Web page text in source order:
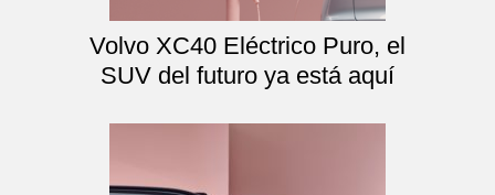
Volvo XC40 Eléctrico Puro, el
SUV del futuro ya está aquí